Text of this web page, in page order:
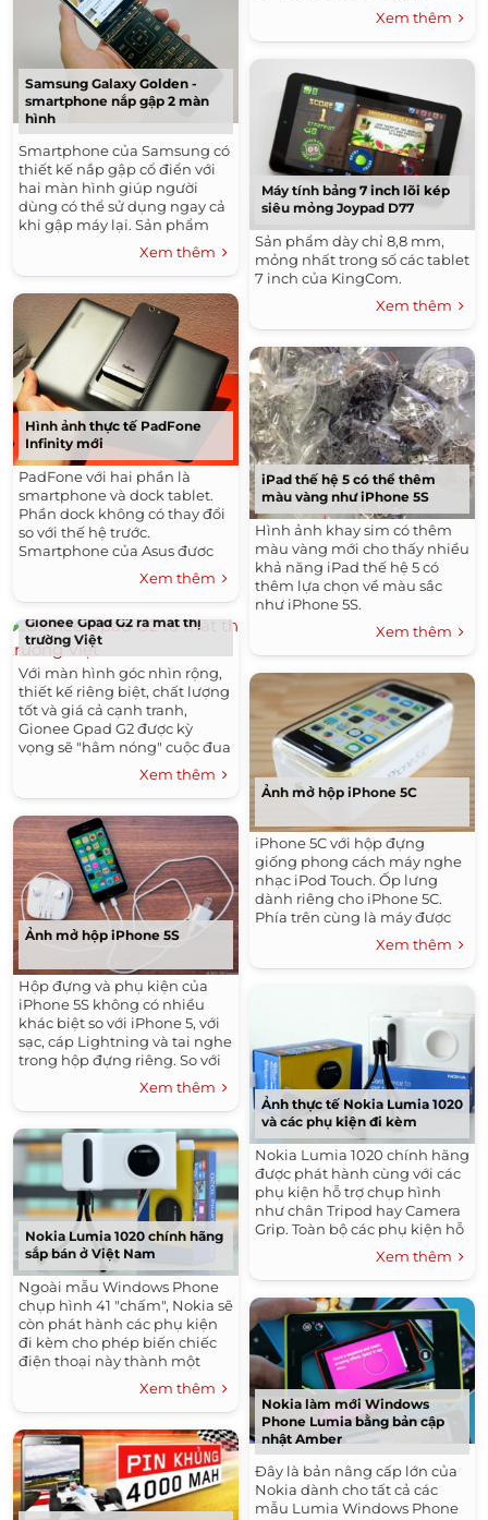
Samsung Galaxy Golden -
smartphone nắp gập 2 màn
hình
Smartphone của Samsung có
thiết kế nắp gập cổ điển với
hai màn hình giúp người
dùng có thể sử dụng ngay cả
khi gập máy lại. Sản phẩm
được bán tại Hàn Quốc với giá
khoảng 700 USD.
Xem thêm
Hình ảnh thực tế PadFone
Infinity mới
PadFone với hai phần là
smartphone và dock tablet.
Phần dock không có thay đổi
so với thế hệ trước.
Smartphone của Asus đươc
nâng cấp về cấu hình và
Xem thêm
Gionee Gpad G2 ra mắt thị
trường Việt
Với màn hình góc nhìn rộng,
thiết kế riêng biệt, chất lượng
tốt và giá cả cạnh tranh,
Gionee Gpad G2 được kỳ
vọng sẽ "hâm nóng" cuộc đua
sản phẩm phablet tại thị
trường Việt Nam.
Xem thêm
Ảnh mở hộp iPhone 5S
Hộp đựng và phụ kiện của
iPhone 5S không có nhiều
khác biệt so với iPhone 5, với
sạc, cáp Lightning và tai nghe
trong hộp đựng riêng. So với
iPhone 5, ngoại hình của
Xem thêm
Nokia Lumia 1020 chính hãng
sắp bán ở Việt Nam
Ngoài mẫu Windows Phone
chụp hình 41 "chấm", Nokia sẽ
còn phát hành các phụ kiện
đi kèm cho phép biến chiếc
điện thoại này thành một
Xem thêm
Xem thêm
Máy tính bảng 7 inch lõi kép
siêu mỏng Joypad D77
Sản phẩm dày chỉ 8,8 mm,
mỏng nhất trong số các tablet
7 inch của KingCom.
Xem thêm
iPad thế hệ 5 có thể thêm
màu vàng như iPhone 5S
Hình ảnh khay sim có thêm
màu vàng mới cho thấy nhiều
khả năng iPad thế hệ 5 có
thêm lựa chọn về màu sắc
như iPhone 5S.
Xem thêm
Ảnh mở hộp iPhone 5C
iPhone 5C với hộp đựng
giống phong cách máy nghe
nhạc iPod Touch. Ốp lưng
dành riêng cho iPhone 5C.
Phía trên cùng là máy được
đặt dưới mặt hộp trong...
Xem thêm
Ảnh thực tế Nokia Lumia 1020
và các phụ kiện đi kèm
Nokia Lumia 1020 chính hãng
được phát hành cùng với các
phụ kiện hỗ trợ chụp hình
như chân Tripod hay Camera
Grip. Toàn bộ các phụ kiện hỗ
trợ cho Lumia 1020. ...Xem thêm
Nokia làm mới Windows
Phone Lumia bằng bản cập
nhật Amber
Đây là bản nâng cấp lớn của
Nokia dành cho tất cả các
mẫu Lumia Windows Phone